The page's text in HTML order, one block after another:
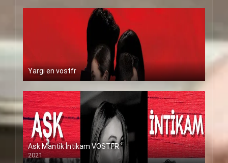
Yargi en vostfr
Ask Mantik İntikam VOSTFR
2021